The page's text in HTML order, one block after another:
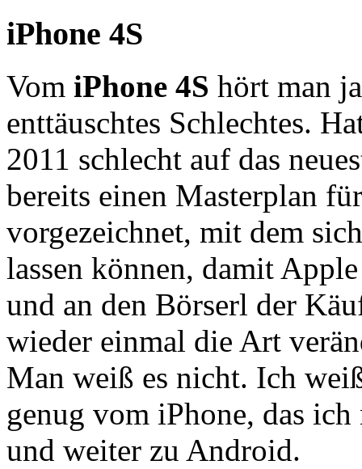
iPhone 4S
Vom iPhone 4S hört man
enttäuschtes Schlechtes.
2011 schlecht auf das
bereits einen Masterplan
vorgezeichnet, mit dem
lassen können, damit
und an den Börserl der
wieder einmal die Art
Man weiß es nicht. Ich
genug vom iPhone, das
und weiter zu Android.